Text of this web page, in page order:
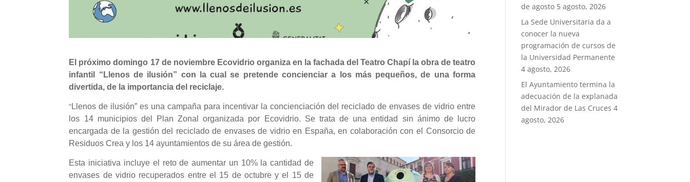
El próximo domingo 17 de noviembre Ecovidrio organiza en la fachada del Teatro Chapí la obra de teatro
infantil “Llenos de ilusión” con la cual se pretende concienciar a los más pequeños, de una forma
divertida, de la importancia del reciclaje.
“Llenos de ilusión” es una campaña para incentivar la concienciación del reciclado de envases de vidrio entre
los 14 municipios del Plan Zonal organizada por Ecovidrio. Se trata de una entidad sin ánimo de lucro
encargada de la gestión del reciclado de envases de vidrio en España, en colaboración con el Consorcio de
Residuos Crea y los 14 ayuntamientos de su área de gestión.
Esta iniciativa incluye el reto de aumentar un 10% la cantidad de
envases de vidrio recuperados entre el 15 de octubre y el 15 de
de agosto 5 agosto, 2026
La Sede Universitaria da a
conocer la nueva
programación de cursos de
la Universidad Permanente
4 agosto, 2026
El Ayuntamiento termina la
adecuación de la explanada
del Mirador de Las Cruces 4
agosto, 2026